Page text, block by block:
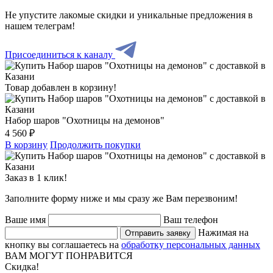
Не упустите лакомые скидки и уникальные предложения в
нашем телеграм!
Присоединиться к каналу
Товар добавлен в корзину!
Набор шаров "Охотницы на демонов"
4 560 ₽
В корзину Продолжить покупки
Заказ в 1 клик!
Заполните форму ниже и мы сразу же Вам перезвоним!
Ваше имя Ваш телефон
Отправить заявку
Нажимая на
кнопку вы соглашаетесь на обработку персональных данных
ВАМ МОГУТ ПОНРАВИТСЯ
Скидка!